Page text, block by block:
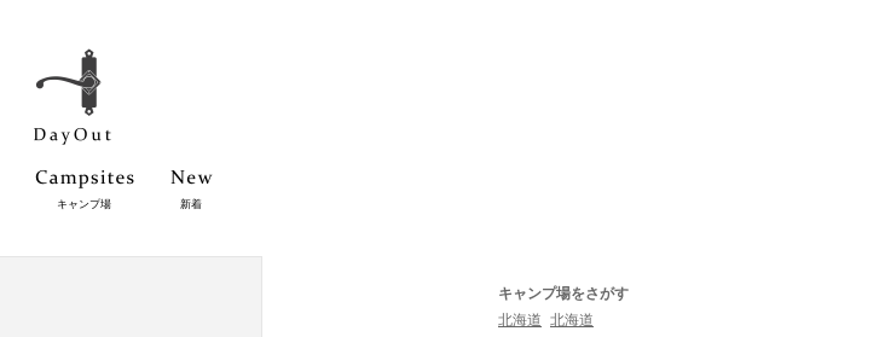
キャンプ場 新着
キャンプ場をさがす
北海道 北海道